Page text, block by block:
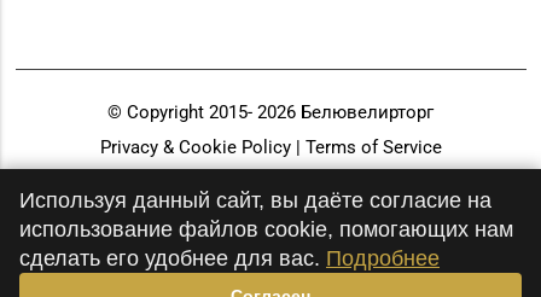
© Copyright 2015- 2026 Белювелирторг
Privacy & Cookie Policy | Terms of Service
Используя данный сайт, вы даёте согласие на
использование файлов cookie, помогающих нам
сделать его удобнее для вас. Подробнее